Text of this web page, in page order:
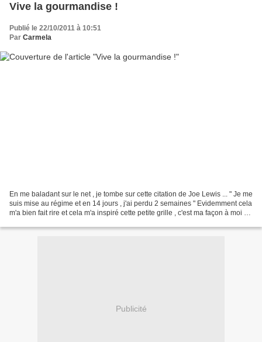
Vive la gourmandise !
Publié le 22/10/2011 à 10:51
Par Carmela
En me baladant sur le net , je tombe sur cette citation de Joe Lewis ... " Je me
suis mise au régime et en 14 jours , j'ai perdu 2 semaines " Evidemment cela
m'a bien fait rire et cela m'a inspiré cette petite grille , c'est ma façon à moi de
Publicité